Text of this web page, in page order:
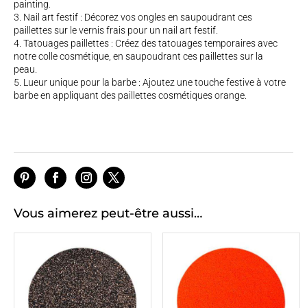
painting.
Nail art festif : Décorez vos ongles en saupoudrant ces
paillettes sur le vernis frais pour un nail art festif.
Tatouages paillettes : Créez des tatouages temporaires avec
notre colle cosmétique, en saupoudrant ces paillettes sur la
peau.
Lueur unique pour la barbe : Ajoutez une touche festive à votre
barbe en appliquant des paillettes cosmétiques orange.
Vous aimerez peut-être aussi…